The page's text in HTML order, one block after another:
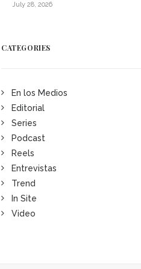
July 28, 2026
CATEGORIES
En los Medios
Editorial
Series
Podcast
Reels
Entrevistas
Trend
In Site
Video